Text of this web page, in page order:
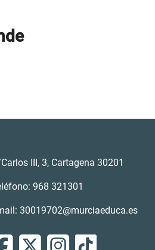
III, 3, Cartagena 30201
968 321301
30019702@murciaeduca.es